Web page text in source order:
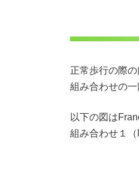
正常歩行の際
組み合わせの
以下の図は
組み合わせ１